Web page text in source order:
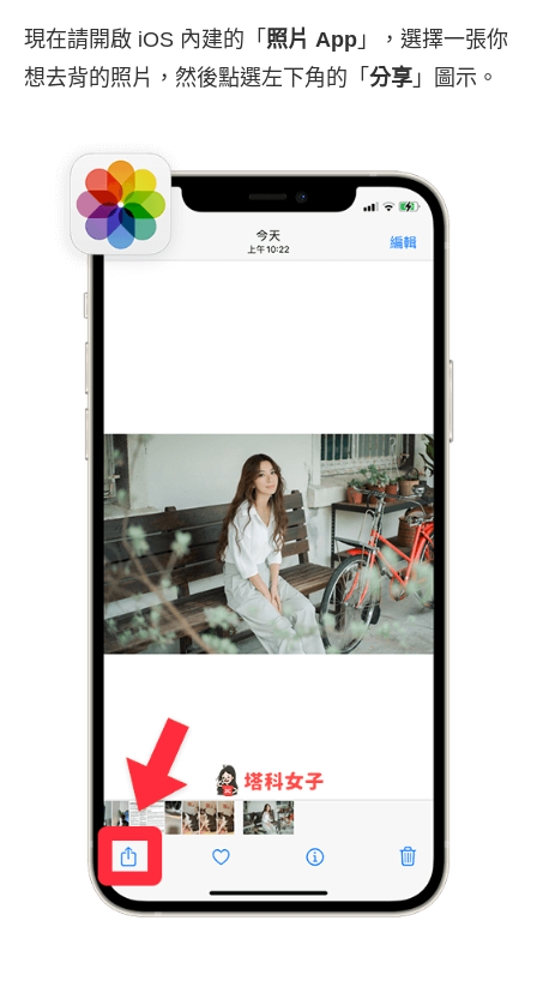
現在請開啟 iOS 內建的「 照片 App 」，選擇一張你
想去背的照片，然後點選左下角的「 分享 」圖示。